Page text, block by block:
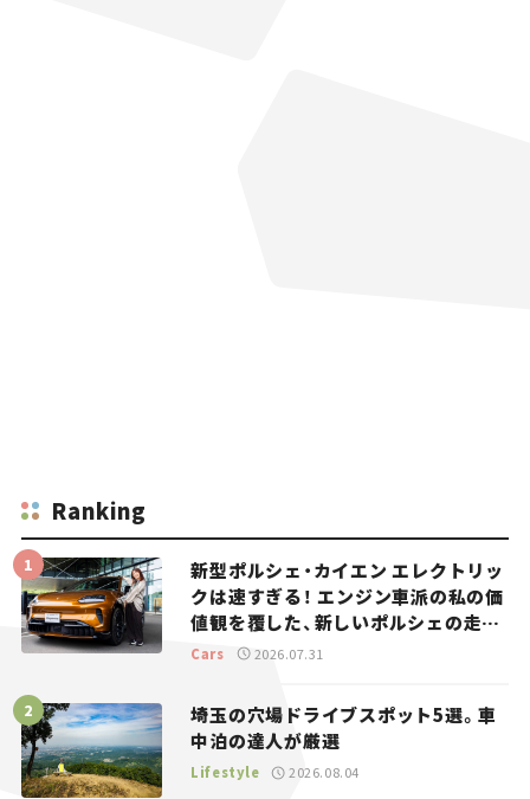
Ranking
新型ポルシェ・カイエン エレクトリッ
クは速すぎる！ エンジン車派の私の価
値観を覆した、新しいポルシェの走
り。
Cars 2026.07.31
埼玉の穴場ドライブスポット5選。車
中泊の達人が厳選
Lifestyle 2026.08.04